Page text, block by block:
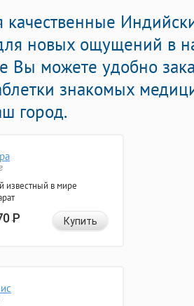
качественные
новых ощущений в
Вы можете удобно
знакомых
город.
известный в мире
Р Купить